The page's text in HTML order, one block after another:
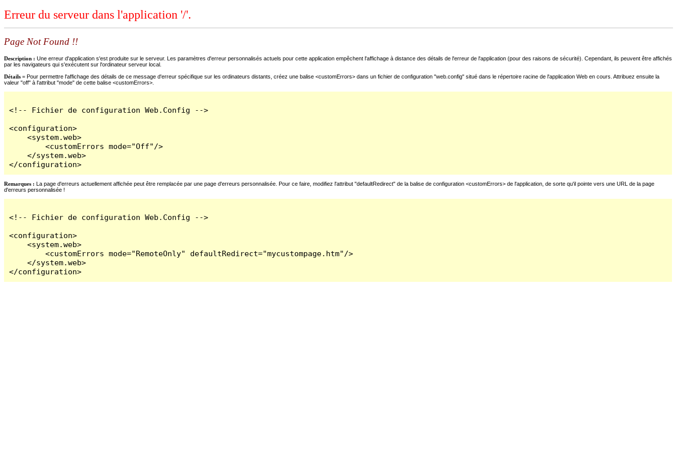
Erreur du serveur dans l'application '/'.
Page Not Found !!
Description : Une erreur d'application s'est produite sur le serveur. Les paramètres d'erreur personnalisés actuels pour cette application empêchent l'affichage à distance des détails de l'erreur de l'application (pour des raisons de sécurité). Cependant, ils peuvent être affichés
par les navigateurs qui s'exécutent sur l'ordinateur serveur local.
Détails = Pour permettre l'affichage des détails de ce message d'erreur spécifique sur les ordinateurs distants, créez une balise <customErrors> dans un fichier de configuration "web.config" situé dans le répertoire racine de l'application Web en cours. Attribuez ensuite la
valeur "off" à l'attribut "mode" de cette balise <customErrors>.
<!-- Fichier de configuration Web.Config -->
<configuration>
    <system.web>
        <customErrors mode="Off"/>
    </system.web>
</configuration>
Remarques : La page d'erreurs actuellement affichée peut être remplacée par une page d'erreurs personnalisée. Pour ce faire, modifiez l'attribut "defaultRedirect" de la balise de configuration <customErrors> de l'application, de sorte qu'il pointe vers une URL de la page
d'erreurs personnalisée !
<!-- Fichier de configuration Web.Config -->
<configuration>
    <system.web>
        <customErrors mode="RemoteOnly" defaultRedirect="mycustompage.htm"/>
    </system.web>
</configuration>